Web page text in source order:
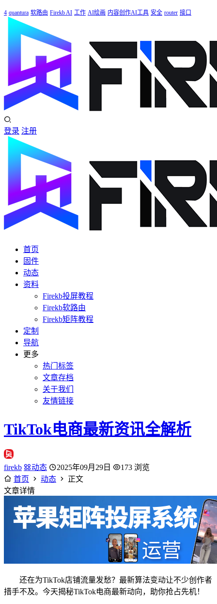
4 quantura 软路由 Firekb AI 工作 AI绘画 内容创作AI工具 安全 router 接口
登录 注册
首页
固件
动态
资料
Firekb投屏教程
Firekb软路由
Firekb矩阵教程
定制
导航
更多
热门标签
文章存档
关于我们
友情链接
TikTok电商最新资讯全解析
firekb 动态 2025年09月29日
173 浏览
首页
动态
正文
文章详情
还在为TikTok店铺流量发愁？最新算法变动让不少创作者
措手不及。今天揭秘TikTok电商最新动向，助你抢占先机！